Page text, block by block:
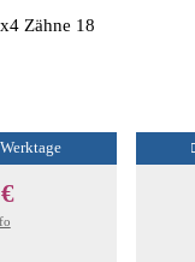
Zähne 18